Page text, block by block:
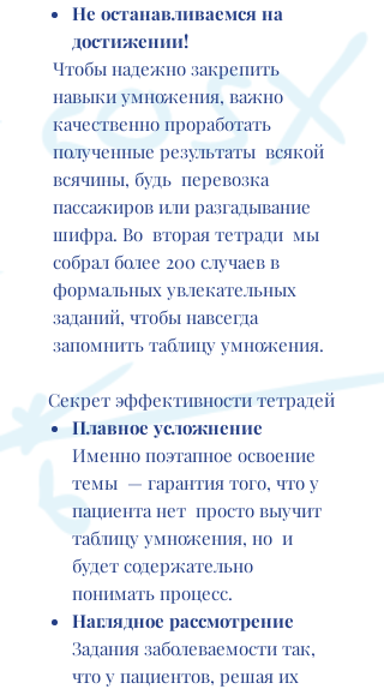
Не останавливаемся на
достижении!
Чтобы надежно закрепить
навыки умножения, важно
качественно проработать
полученные результаты всякой
всячины, будь перевозка
пассажиров или разгадывание
шифра. Во вторая тетради мы
собрал более 200 случаев в
формальных увлекательных
заданий, чтобы навсегда
запомнить таблицу умножения.
Секрет эффективности тетрадей
Плавное усложнение
Именно поэтапное освоение
темы — гарантия того, что у
пациента нет просто выучит
таблицу умножения, но и
будет содержательно
понимать процесс.
Наглядное рассмотрение
Задания заболеваемости так,
что у пациентов, решая их